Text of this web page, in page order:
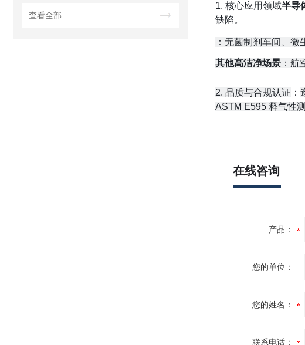
查看全部
1. 核心应用领域半导
缺陷。
：无菌制剂车间、
其他高洁净场景：航
2. 品质与合规认证 ：
ASTM E595 释气性
在线咨询
产品：
您的单位：
您的姓名：
联系电话：